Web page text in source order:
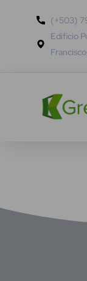
(+503)
Edificio